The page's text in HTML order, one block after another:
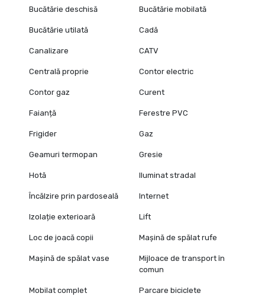
Bucătărie deschisă Bucătărie mobilată
Bucătărie utilată Cadă
Canalizare CATV
Centrală proprie Contor electric
Contor gaz Curent
Faianță Ferestre PVC
Frigider Gaz
Geamuri termopan Gresie
Hotă Iluminat stradal
Încălzire prin pardoseală Internet
Izolație exterioară Lift
Loc de joacă copii Mașină de spălat rufe
Mașină de spălat vase
Mijloace de transport în
comun
Mobilat complet Parcare biciclete